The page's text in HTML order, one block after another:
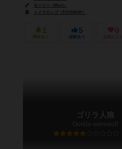
モーリー（Mori）
トイドロップ（TOYDROP）
1
興味あり
5
経験あり
0
お気に入り
ゴリラ人狼
Gorilla-werewolf